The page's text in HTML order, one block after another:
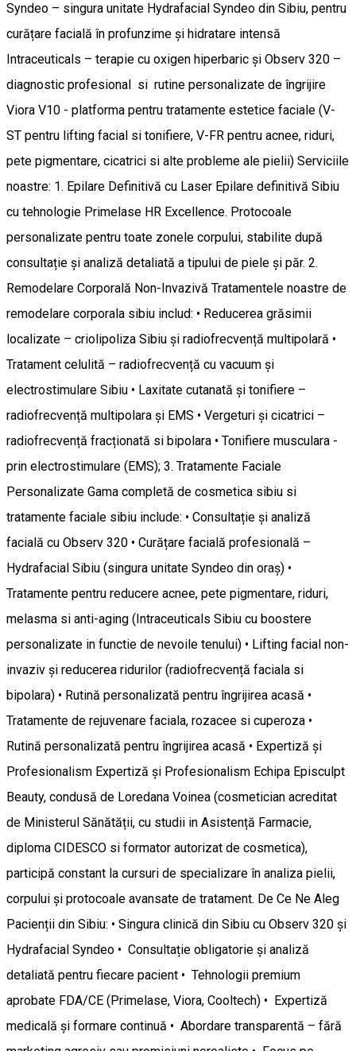
Syndeo – singura unitate Hydrafacial Syndeo din Sibiu, pentru
curățare facială în profunzime și hidratare intensă
Intraceuticals – terapie cu oxigen hiperbaric și Observ 320 –
diagnostic profesional si rutine personalizate de îngrijire
Viora V10 - platforma pentru tratamente estetice faciale (V-
ST pentru lifting facial si tonifiere, V-FR pentru acnee, riduri,
pete pigmentare, cicatrici si alte probleme ale pielii) Serviciile
noastre: 1. Epilare Definitivă cu Laser Epilare definitivă Sibiu
cu tehnologie Primelase HR Excellence. Protocoale
personalizate pentru toate zonele corpului, stabilite după
consultație și analiză detaliată a tipului de piele și păr. 2.
Remodelare Corporală Non-Invazivă Tratamentele noastre de
remodelare corporala sibiu includ: • Reducerea grăsimii
localizate – criolipoliza Sibiu și radiofrecvență multipolară •
Tratament celulită – radiofrecvență cu vacuum și
electrostimulare Sibiu • Laxitate cutanată și tonifiere –
radiofrecvență multipolara și EMS • Vergeturi și cicatrici –
radiofrecvență fracționată si bipolara • Tonifiere musculara -
prin electrostimulare (EMS); 3. Tratamente Faciale
Personalizate Gama completă de cosmetica sibiu si
tratamente faciale sibiu include: • Consultație și analiză
facială cu Observ 320 • Curățare facială profesională –
Hydrafacial Sibiu (singura unitate Syndeo din oraș) •
Tratamente pentru reducere acnee, pete pigmentare, riduri,
melasma si anti-aging (Intraceuticals Sibiu cu boostere
personalizate in functie de nevoile tenului) • Lifting facial non-
invaziv și reducerea ridurilor (radiofrecvență faciala si
bipolara) • Rutină personalizată pentru îngrijirea acasă •
Tratamente de rejuvenare faciala, rozacee si cuperoza •
Rutină personalizată pentru îngrijirea acasă • Expertiză și
Profesionalism Expertiză și Profesionalism Echipa Episculpt
Beauty, condusă de Loredana Voinea (cosmetician acreditat
de Ministerul Sănătății, cu studii in Asistență Farmacie,
diploma CIDESCO si formator autorizat de cosmetica),
participă constant la cursuri de specializare în analiza pielii,
corpului și protocoale avansate de tratament. De Ce Ne Aleg
Pacienții din Sibiu: • Singura clinică din Sibiu cu Observ 320 și
Hydrafacial Syndeo • Consultație obligatorie și analiză
detaliată pentru fiecare pacient • Tehnologii premium
aprobate FDA/CE (Primelase, Viora, Cooltech) • Expertiză
medicală și formare continuă • Abordare transparentă – fără